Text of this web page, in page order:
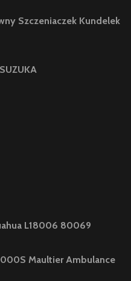
Szczeniaczek Kundelek
L18006 80069
Maultier Ambulance